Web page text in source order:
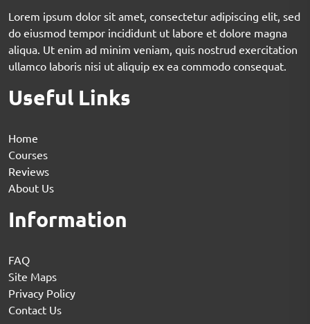
Lorem ipsum dolor sit amet, consectetur adipiscing elit, sed
do eiusmod tempor incididunt ut labore et dolore magna
aliqua. Ut enim ad minim veniam, quis nostrud exercitation
ullamco laboris nisi ut aliquip ex ea commodo consequat.
Useful Links
Home
Courses
Reviews
About Us
Information
FAQ
Site Maps
Privacy Policy
Contact Us